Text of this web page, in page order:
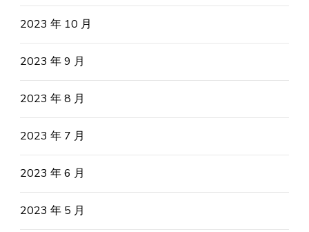
2023 年 10 月
2023 年 9 月
2023 年 8 月
2023 年 7 月
2023 年 6 月
2023 年 5 月